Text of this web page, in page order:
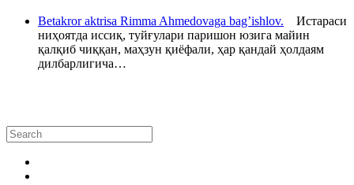
Betakror aktrisa Rimma Ahmedovaga bag’ishlov. Истараси
ниҳоятда иссиқ, туйғулари паришон юзига майин
қалқиб чиққан, маҳзун қиёфали, ҳар қандай ҳолдаям
дилбарлигича…